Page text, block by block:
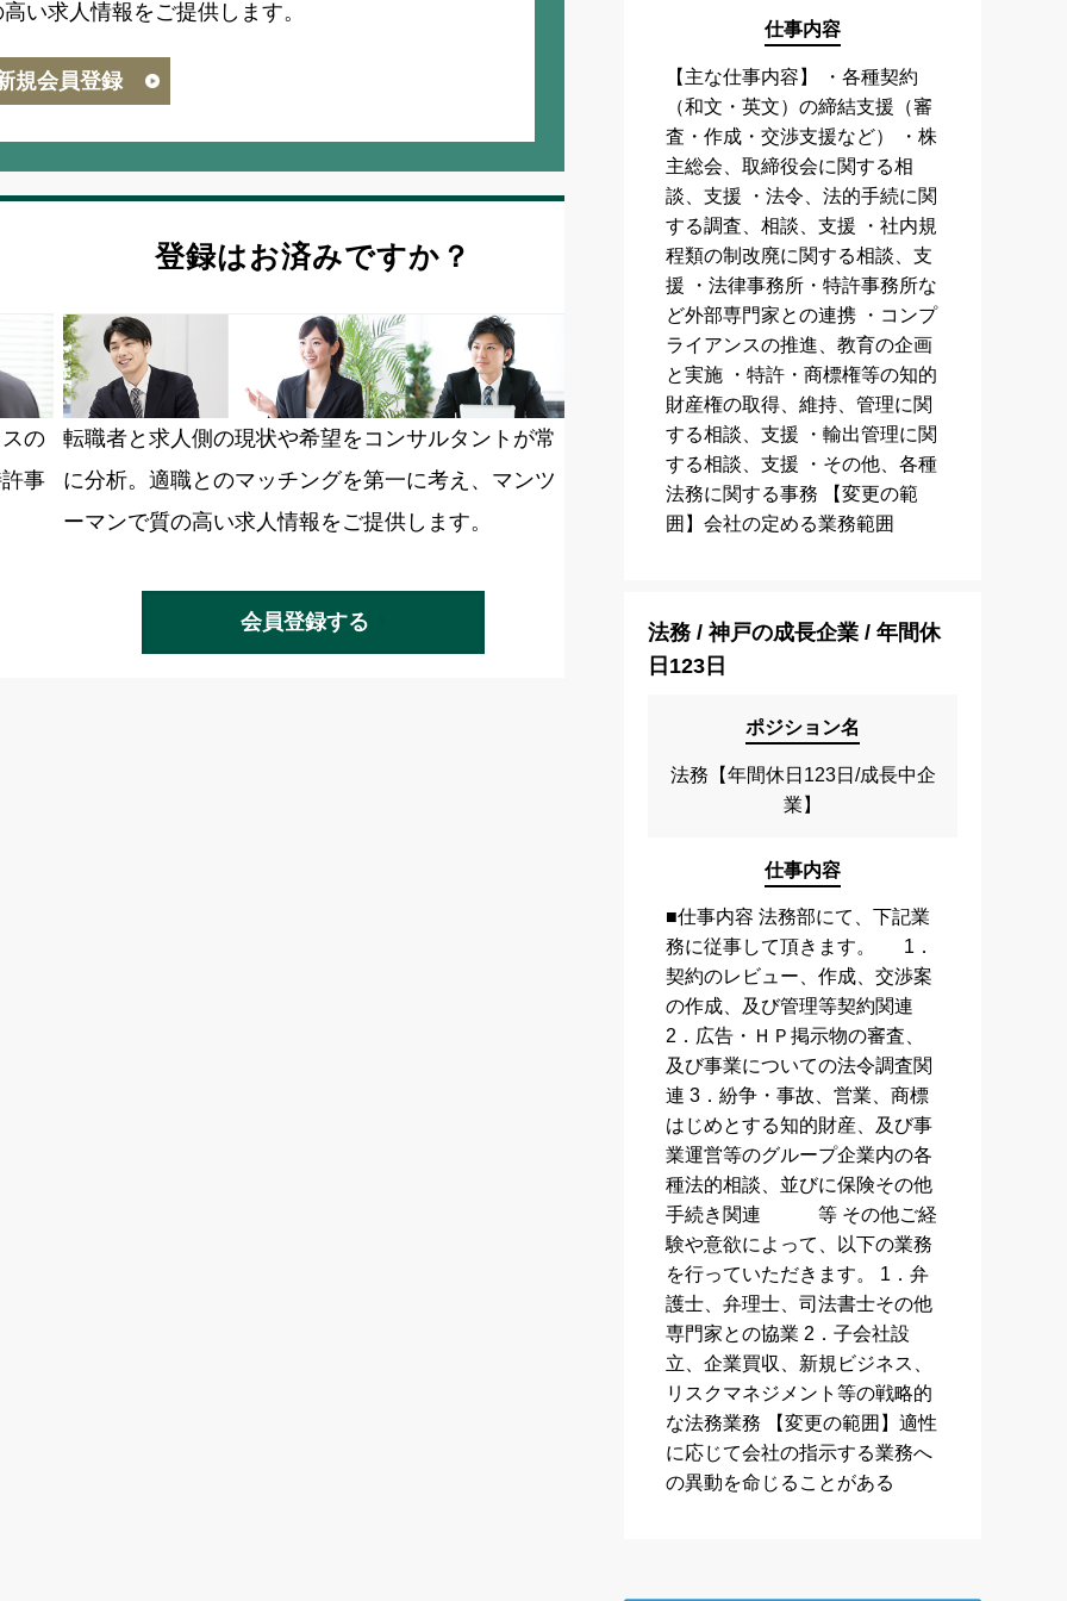
い求人情報をご提供します。
規会員登録
の
事
登録はお済みですか？
転職者と求人側の現状や希望をコンサルタントが常
に分析。適職とのマッチングを第一に考え、マンツ
ーマンで質の高い求人情報をご提供します。
会員登録する
仕事内容
【主な仕事内容】 ・各種契約
（和文・英文）の締結支援（審
査・作成・交渉支援など） ・株
主総会、取締役会に関する相
談、支援 ・法令、法的手続に関
する調査、相談、支援 ・社内規
程類の制改廃に関する相談、支
援 ・法律事務所・特許事務所な
ど外部専門家との連携 ・コンプ
ライアンスの推進、教育の企画
と実施 ・特許・商標権等の知的
財産権の取得、維持、管理に関
する相談、支援 ・輸出管理に関
する相談、支援 ・その他、各種
法務に関する事務 【変更の範
囲】会社の定める業務範囲
法務 / 神戸の成長企業 / 年間休
日123日
ポジション名
法務【年間休日123日/成長中企
業】
仕事内容
■仕事内容 法務部にて、下記業
務に従事して頂きます。 1．
契約のレビュー、作成、交渉案
の作成、及び管理等契約関連
2．広告・ＨＰ掲示物の審査、
及び事業についての法令調査関
連 3．紛争・事故、営業、商標
はじめとする知的財産、及び事
業運営等のグループ企業内の各
種法的相談、並びに保険その他
手続き関連 等 その他ご経
験や意欲によって、以下の業務
を行っていただきます。 1．弁
護士、弁理士、司法書士その他
専門家との協業 2．子会社設
立、企業買収、新規ビジネス、
リスクマネジメント等の戦略的
な法務業務 【変更の範囲】適性
に応じて会社の指示する業務へ
の異動を命じることがある